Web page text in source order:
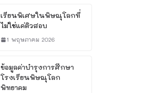
เรียนพิเศษในพิษณุโลกที่
ไม่ใช่แค่ติวสอบ
1 พฤษภาคม 2026
ข้อมูลค่าบำรุงการศึกษา
โรงเรียนพิษณุโลก
พิทยาคม